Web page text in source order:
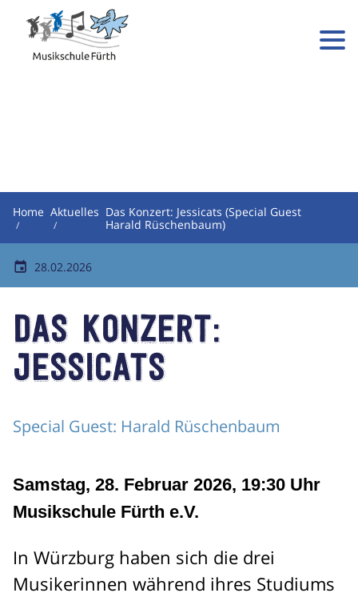
Home Aktuelles Das Konzert: Jessicats (Special Guest
Harald Rüschenbaum)
28.02.2026
Das Konzert:
Jessicats
Special Guest: Harald Rüschenbaum
Samstag, 28. Februar 2026, 19:30 Uhr
Musikschule Fürth e.V.
In Würzburg haben sich die drei
Musikerinnen während ihres Studiums